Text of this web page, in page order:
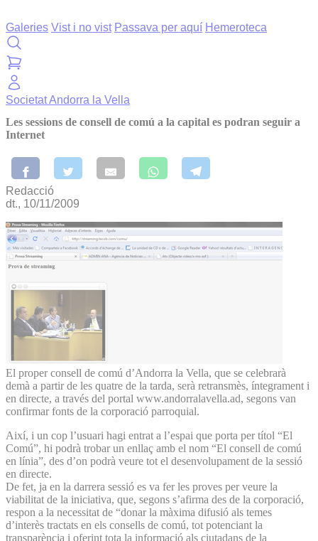
Galeries Vist i no vist Passava per aquí Hemeroteca
SocietatAndorra la Vella
Les sessions de consell de comú a la capital es podran seguir a
Internet
Redacció
dt., 10/11/2009
El proper consell de comú d’Andorra la Vella, que se celebrarà
demà a partir de les quatre de la tarda, serà retransmès, íntegrament i
en directe, a través del portal www.andorralavella.ad, segons van
confirmar fonts de la corporació parroquial.
Així, i un cop l’usuari hagi entrat a l’espai que porta per títol “El
Comú”, hi podrà trobar un enllaç amb el nom “El consell de comú
en línia”, des d’on podrà veure tot el desenvolupament de la sessió
en directe.
De fet, ja en la darrera sessió es va fer les proves per veure la
viabilitat de la iniciativa, que, segons s’afirma des de la corporació,
respon a la necessitat de “donar la màxima difusió als temes
d’interès tractats en els consells de comú, tot potenciant la
transparència i oferint tota la informació als ciutadans de la